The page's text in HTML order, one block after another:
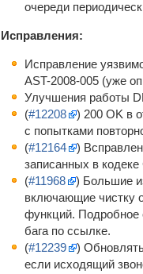
очереди
Исправления:
Исправление
AST-2008-005 (уже
Улучшения работы
(#12208
) 200 OK в
с попытками
(#12164
)
записанных в кодеке
(#11968
) Большие
включающие чистку
функций. Подробное
бага по ссылке.
(#12239
)
если исходящий